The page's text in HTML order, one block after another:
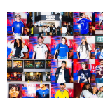
ー
プール
スーツ